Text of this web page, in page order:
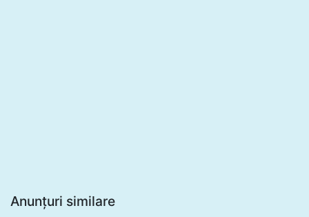
Anunțuri similare